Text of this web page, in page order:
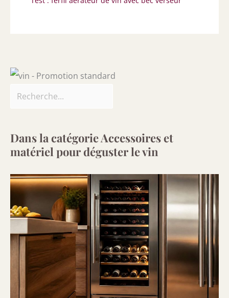
Dans la catégorie Accessoires et
matériel pour déguster le vin